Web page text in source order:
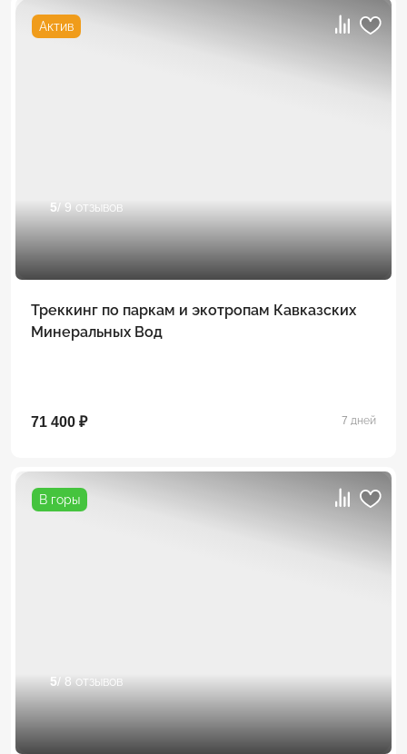
Актив
5/ 9 отзывов
Треккинг по паркам и экотропам Кавказских
Минеральных Вод
71 400 ₽ 7 дней
В горы
5/ 8 отзывов